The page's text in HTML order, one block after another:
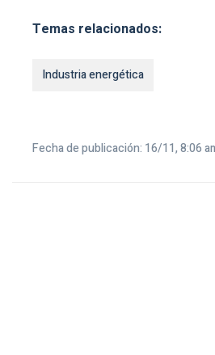
Temas relacionados:
Industria energética
Fecha de publicación: 16/11, 8:06